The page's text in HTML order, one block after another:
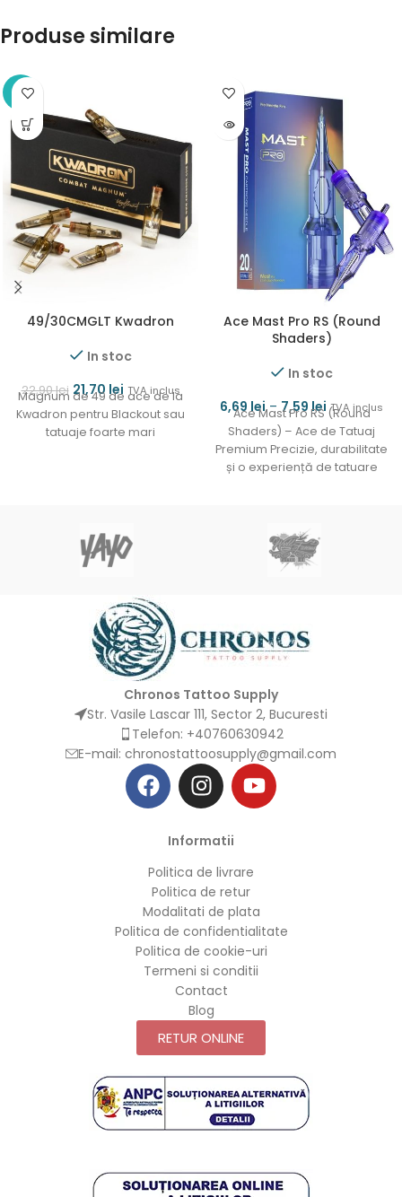
Produse similare
-5%
49/30CMGLT Kwadron
In stoc
22,90lei 21,70 lei TVA inclus
Magnum de 49 de ace de la
Kwadron pentru Blackout sau
tatuaje foarte mari
Ace Mast Pro RS (Round
Shaders)
In stoc
6,69lei – 7,59lei TVA inclus
Ace Mast Pro RS (Round
Shaders) – Ace de Tatuaj
Premium Precizie, durabilitate
și o experiență de tatuare
Chronos Tattoo Supply
Str. Vasile Lascar 111, Sector 2, Bucuresti
Telefon: +40760630942
E-mail: chronostattoosupply@gmail.com
Informatii
Politica de livrare
Politica de retur
Modalitati de plata
Politica de confidentialitate
Politica de cookie-uri
Termeni si conditii
Contact
Blog
RETUR ONLINE